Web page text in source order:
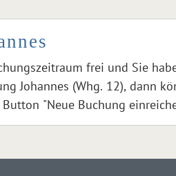
frei und Sie
Johannes (Whg. 12), dann
"Neue Buchung
Button gelangen Sie zu
Buchungszeitraum